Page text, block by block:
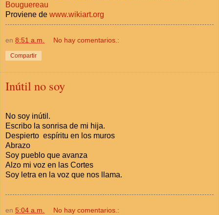
Bouguereau
Proviene de www.wikiart.org
en 8:51 a.m. No hay comentarios.:
Compartir
Inútil no soy
No soy inútil.
Escribo la sonrisa de mi hija.
Despierto espíritu en los muros
Abrazo
Soy pueblo que avanza
Alzo mi voz en las Cortes
Soy letra en la voz que nos llama.
en 5:04 a.m. No hay comentarios.: